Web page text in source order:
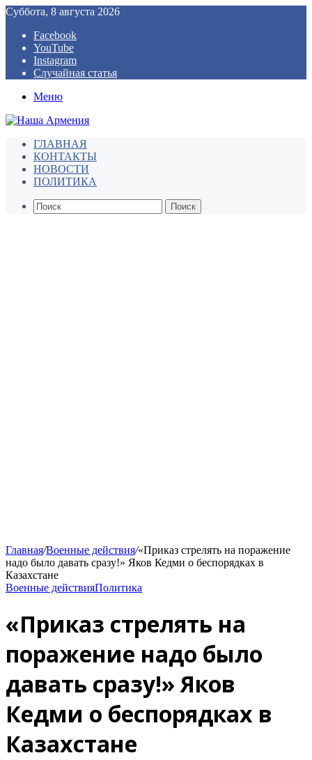
Суббота, 8 августа 2026
Facebook
YouTube
Instagram
Случайная статья
Меню
ГЛАВНАЯ
КОНТАКТЫ
НОВОСТИ
ПОЛИТИКА
Поиск
Главная/Военные действия/«Приказ стрелять на поражение
надо было давать сразу!» Яков Кедми о беспорядках в
Казахстане
Военные действияПолитика
«Приказ стрелять на
поражение надо было
давать сразу!» Яков
Кедми о беспорядках в
Казахстане